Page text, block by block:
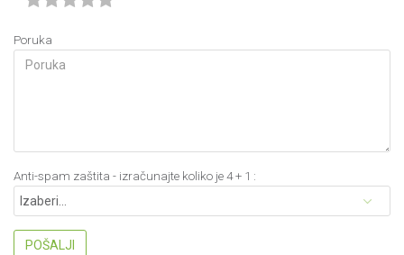
Poruka
Anti-spam zaštita - izračunajte koliko je 4 + 1 :
POŠALJI